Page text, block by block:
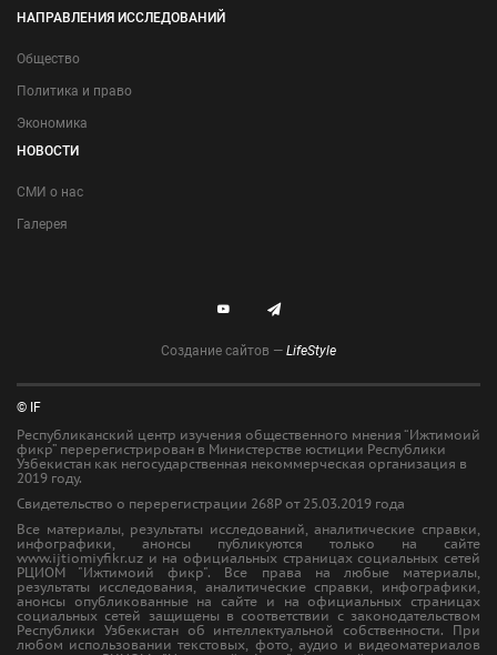
НАПРАВЛЕНИЯ ИССЛЕДОВАНИЙ
Общество
Политика и право
Экономика
НОВОСТИ
СМИ о нас
Галерея
Создание сайтов — LifeStyle
© IF
Республиканский центр изучения общественного мнения “Ижтимоий
фикр” перерегистрирован в Министерстве юстиции Республики
Узбекистан как негосударственная некоммерческая организация в
2019 году.
Свидетельство о перерегистрации 268Р от 25.03.2019 года
Все материалы, результаты исследований, аналитические справки,
инфографики, анонсы публикуются только на сайте
www.ijtiomiyfikr.uz и на официальных страницах социальных сетей
РЦИОМ "Ижтимоий фикр". Все права на любые материалы,
результаты исследования, аналитические справки, инфографики,
анонсы опубликованные на сайте и на официальных страницах
социальных сетей защищены в соответствии с законодательством
Республики Узбекистан об интеллектуальной собственности. При
любом использовании текстовых, фото, аудио и видеоматериалов